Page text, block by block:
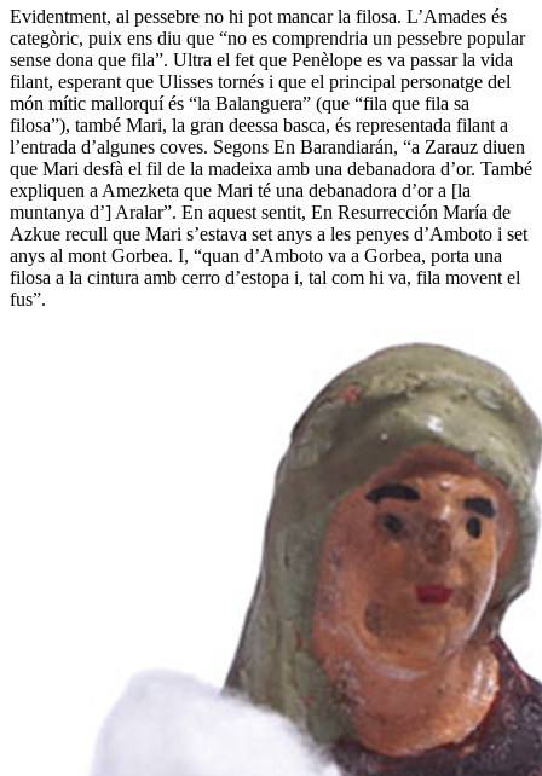
Evidentment, al pessebre no hi pot mancar la filosa. L’Amades és
categòric, puix ens diu que “no es comprendria un pessebre popular
sense dona que fila”. Ultra el fet que Penèlope es va passar la vida
filant, esperant que Ulisses tornés i que el principal personatge del
món mític mallorquí és “la Balanguera” (que “fila que fila sa
filosa”), també Mari, la gran deessa basca, és representada filant a
l’entrada d’algunes coves. Segons En Barandiarán, “a Zarauz diuen
que Mari desfà el fil de la madeixa amb una debanadora d’or. També
expliquen a Amezketa que Mari té una debanadora d’or a [la
muntanya d’] Aralar”. En aquest sentit, En Resurrección María de
Azkue recull que Mari s’estava set anys a les penyes d’Amboto i set
anys al mont Gorbea. I, “quan d’Amboto va a Gorbea, porta una
filosa a la cintura amb cerro d’estopa i, tal com hi va, fila movent el
fus”.